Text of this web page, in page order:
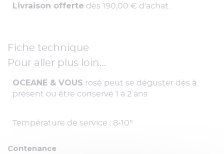
Livraison offerte dès 190,00 € d'achat.
Fiche technique
Pour aller plus loin…
OCEANE & VOUS rosé peut se déguster dès à
présent ou être conservé 1 à 2 ans
Température de service : 8-10°
Contenance